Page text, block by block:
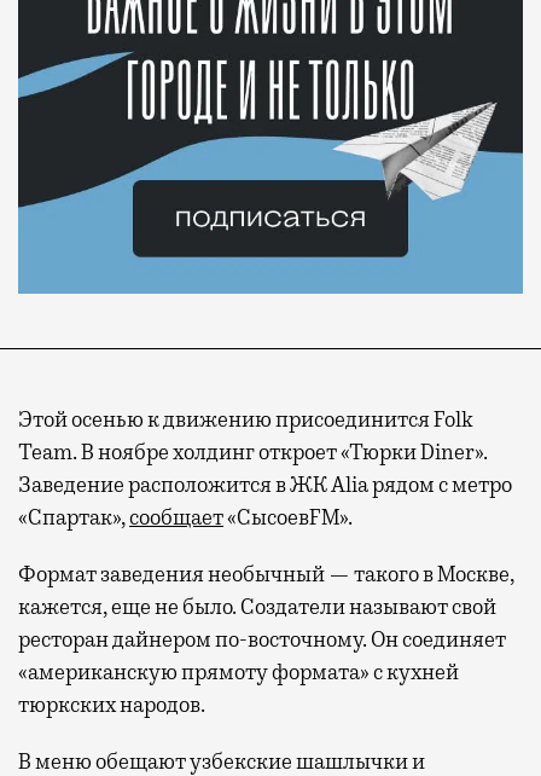
Этой осенью к движению присоединится Folk
Team. В ноябре холдинг откроет «Тюрки Diner».
Заведение расположится в ЖК Alia рядом с метро
«Спартак»,сообщает«СысоевFM».
Формат заведения необычный — такого в Москве,
кажется, еще не было. Создатели называют свой
ресторандайнером по-восточному. Он соединяет
«американскую прямоту формата» с кухней
тюркских народов.
В меню обещают узбекские шашлычки и